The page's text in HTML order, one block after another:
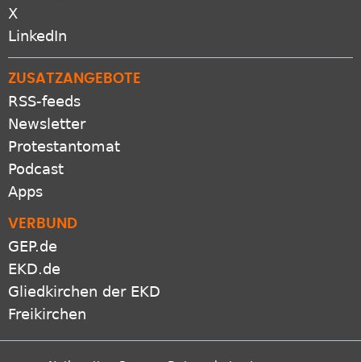
X
LinkedIn
ZUSATZANGEBOTE
RSS-feeds
Newsletter
Protestantomat
Podcast
Apps
VERBUND
GEP.de
EKD.de
Gliedkirchen der EKD
Freikirchen